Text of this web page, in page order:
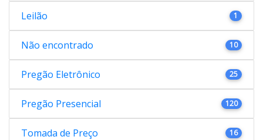
Leilão 1
Não encontrado 10
Pregão Eletrônico 25
Pregão Presencial 120
Tomada de Preço 16